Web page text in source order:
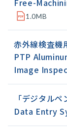
Free-
1.0MB
赤外線検査機
PTP
Image
「デジタル
Data Entry